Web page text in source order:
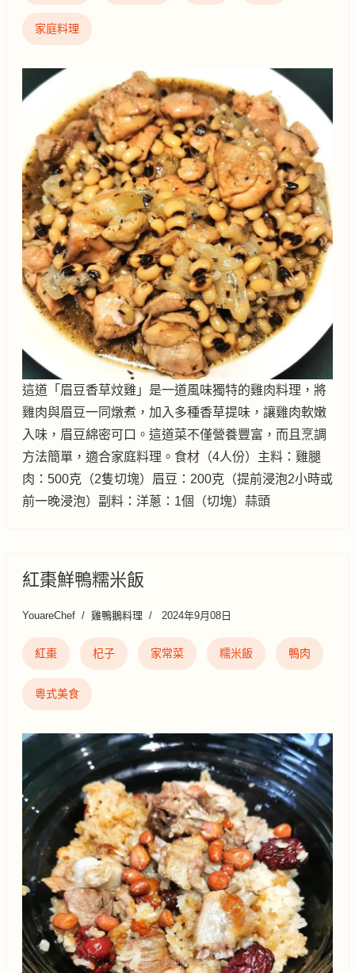
家庭料理
這道「眉豆香草炆雞」是一道風味獨特的雞肉料理，將
雞肉與眉豆一同燉煮，加入多種香草提味，讓雞肉軟嫩
入味，眉豆綿密可口。這道菜不僅營養豐富，而且烹調
方法簡單，適合家庭料理。食材（4人份）主料：雞腿
肉：500克（2隻切塊）眉豆：200克（提前浸泡2小時或
前一晚浸泡）副料：洋蔥：1個（切塊）蒜頭
紅棗鮮鴨糯米飯
YouareChef 雞鴨鵝料理 2024年9月08日
紅棗 杞子 家常菜 糯米飯 鴨肉
粵式美食